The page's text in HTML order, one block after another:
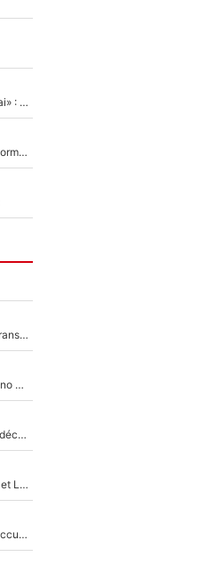
Mercato - OM - «Dès que je prends un club, je t’appellerai» : La promesse de Marcelino au moment de claquer la porte
Victime de racisme contre Murray, Kyrgios pousse un énorme coup de gueule !
Yan Diomandé au Real Madrid : La photo qui met fin au transfert de l’été !
Du PSG à la tête de la FIFA pour remplacer Gianni Infantino ? «Il serait un mauvais président», le patron de la Liga s'attaque à Nasser Al-Khelaïfi !
Bradley Barcola : Luis Enrique prêt à l’écarter au PSG, la décision qui va accélérer son transfert à Liverpool ?
La Liga sur beIN SPORTS, c’est terminé : Kylian Mbappé et Lamine Yamal changent de chaîne, «le moment était venu d'ouvrir un nouveau chapitre»
Avant l’annonce de sa première liste, Zidane a décidé d’accueillir une nouvelle tête en équipe de France